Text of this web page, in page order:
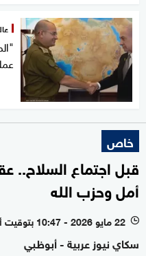
خاص
قبل اجتماع السلاح..
أمل وحزب الله
l 22 مايو 2026 - 10:47 بتوقيت أبوظبي
سكاي نيوز عربية - أبوظبي